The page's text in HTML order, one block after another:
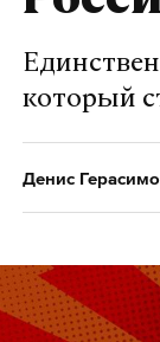
который
Денис